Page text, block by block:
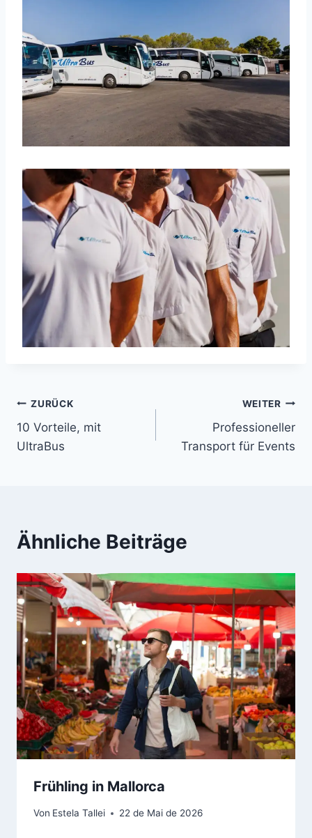
ZURÜCK
10 Vorteile, mit
UltraBus
WEITER
Professioneller
Transport für Events
Ähnliche Beiträge
Frühling in Mallorca
Von Estela Tallei 22 de Mai de 2026